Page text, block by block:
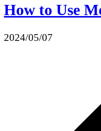
How to Use
2024/05/07